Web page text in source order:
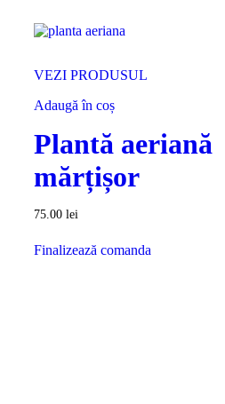
VEZI PRODUSUL
Adaugă în coș
Plantă aeriană
mărțișor
75.00 lei
Finalizează comanda